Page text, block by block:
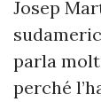
Josep
parla
perché